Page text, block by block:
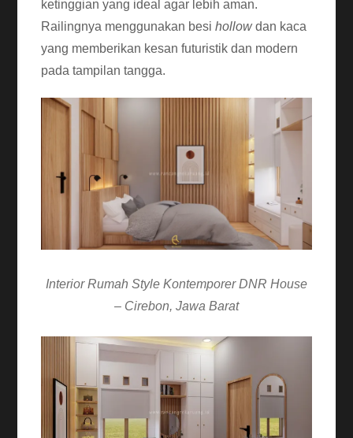
ketinggian yang ideal agar lebih aman.
Railingnya menggunakan besihollowdan kaca
yang memberikan kesan futuristik dan modern
pada tampilan tangga.
Interior Rumah Style Kontemporer DNR House
– Cirebon, Jawa Barat